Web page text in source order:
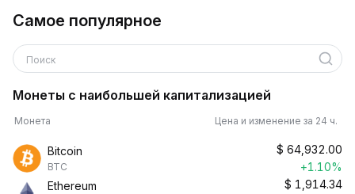
Самое популярное
Поиск
Монеты с наибольшей капитализацией
Монета Цена и изменение за 24 ч.
Bitcoin
BTC
$ 64,932.00
+1.10%
Ethereum
$ 1,914.34